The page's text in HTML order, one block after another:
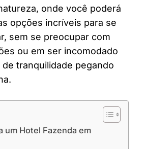
onde você poderá
opções incríveis para se
sem se preocupar com
ou em ser incomodado
tranquilidade pegando
um Hotel Fazenda em